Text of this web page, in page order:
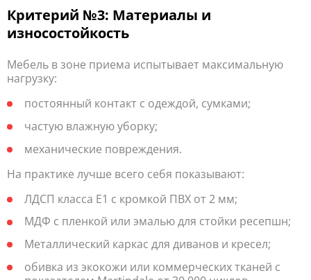
Критерий №3: Материалы и
износостойкость
Мебель в зоне приема испытывает максимальную
нагрузку:
постоянный контакт с одеждой, сумками;
частую влажную уборку;
механические повреждения.
На практике лучше всего себя показывают:
ЛДСП класса Е1 с кромкой ПВХ от 2 мм;
МДФ с пленкой или эмалью для стойки ресепшн;
Металлический каркас для диванов и кресел;
обивка из экокожи или коммерческих тканей с